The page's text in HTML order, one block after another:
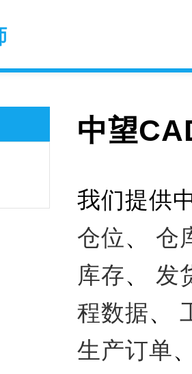
中望
我们提供
仓位、 仓
库存、 发
程数据、
生产订单